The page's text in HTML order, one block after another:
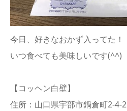
今日、好きなおかず入ってた！
いつ食べても美味しいです(^^)
【コッヘン白壁】
住所：山口県宇部市鍋倉町2-4-2